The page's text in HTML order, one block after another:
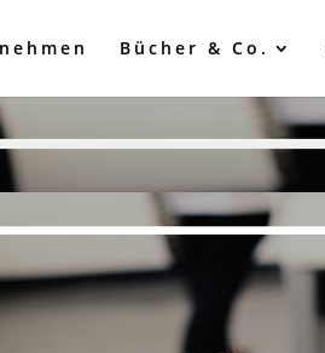
Bücher & Co.